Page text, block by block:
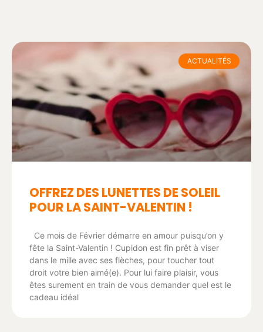
ACTUALITÉS
OFFREZ DES LUNETTES DE SOLEIL
POUR LA SAINT-VALENTIN !
Ce mois de Février démarre en amour puisqu’on y
fête la Saint-Valentin ! Cupidon est fin prêt à viser
dans le mille avec ses flèches, pour toucher tout
droit votre bien aimé(e). Pour lui faire plaisir, vous
êtes surement en train de vous demander quel est le
cadeau idéal